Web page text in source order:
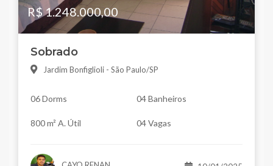
R$ 1.248.000,00
Sobrado
Jardim Bonfiglioli - São Paulo/SP
06 Dorms 04 Banheiros
800 m² A. Útil 04 Vagas